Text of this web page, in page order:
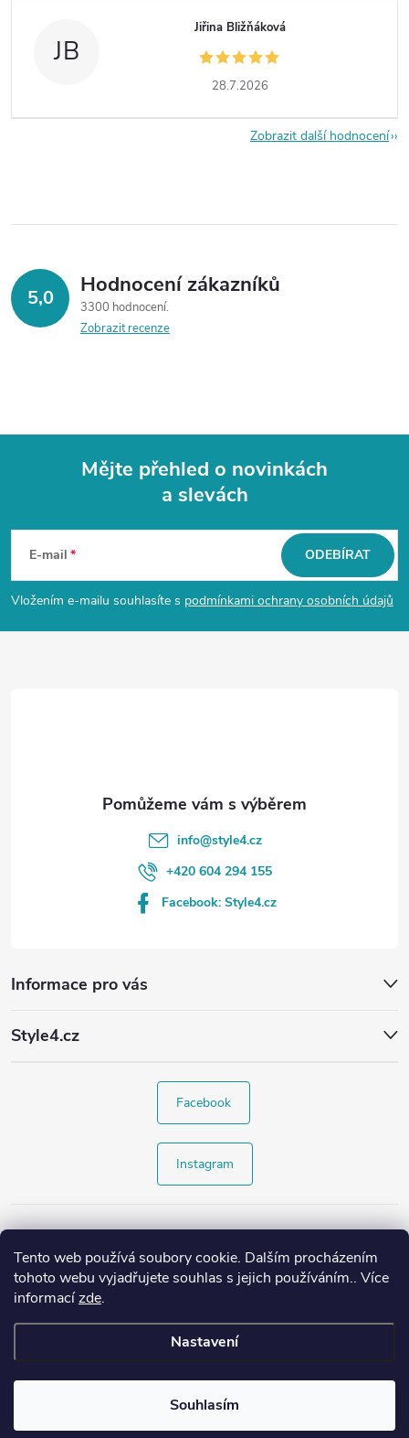
Tento web používá soubory cookie. Dalším procházením
tohoto webu vyjadřujete souhlas s jejich používáním.. Více
informacízde.
Nastavení
Souhlasím
JB
Jiřina Bližňáková
28.7.2026
Zobrazit další hodnocení
5,0 Hodnocení zákazníků
3300 hodnocení
Zobrazit recenze
p
a
Mějte přehled o novinkách
a slevách
E-mail
Vložením e-mailu souhlasíte s podmínkami ochrany osobních údajů
ODEBÍRAT
Informace pro vás
Style4.cz
info@style4.cz
+420 604 294 155
Facebook: Style4.cz
Facebook
Instagram
Copyright 2026Style4.cz. Všechna práva vyhrazena.